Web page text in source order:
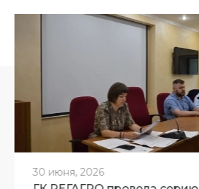
30 июня, 2026